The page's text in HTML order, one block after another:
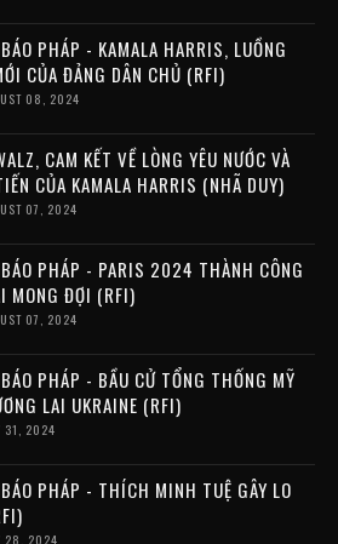
PHÁP - KAMALA HARRIS, LUỒNG
CỦA ĐẢNG DÂN CHỦ (RFI)
08, 2024
CAM KẾT VỀ LÒNG YÊU NƯỚC VÀ
CỦA KAMALA HARRIS (NHÃ DUY)
07, 2024
PHÁP - PARIS 2024 THÀNH CÔNG
MONG ĐỢI (RFI)
07, 2024
PHÁP - BẦU CỬ TỔNG THỐNG MỸ
LAI UKRAINE (RFI)
31, 2024
PHÁP - THÍCH MINH TUỆ GÂY LO
28, 2024